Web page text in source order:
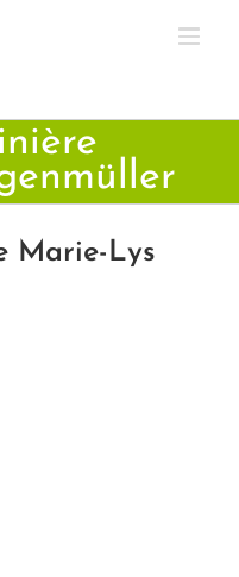
Marie-Lys